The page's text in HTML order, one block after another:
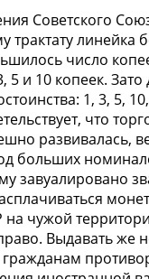
Советского
трактату линейка
число
5 и 10 копеек.
1, 3, 5,
что
развивалась,
больших
завуалировано
на чужой
Выдавать же